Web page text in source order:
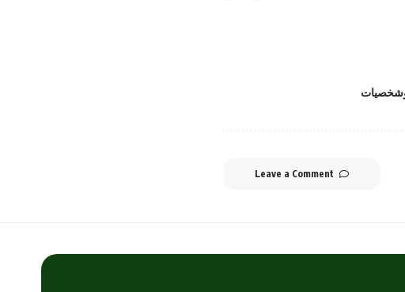
Leave a Comment